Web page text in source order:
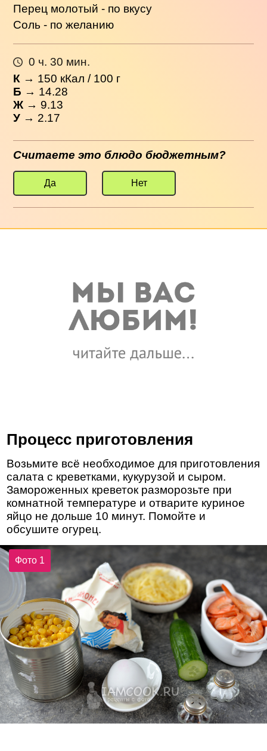
Перец молотый - по вкусу
Соль - по желанию
0 ч. 30 мин.
К → 150 кКал / 100 г
Б → 14.28
Ж → 9.13
У → 2.17
Считаете это блюдо бюджетным?
Да Нет
Процесс приготовления
Возьмите всё необходимое для приготовления
салата с креветками, кукурузой и сыром.
Замороженных креветок разморозьте при
комнатной температуре и отварите куриное
яйцо не дольше 10 минут. Помойте и
обсушите огурец.
Фото 1